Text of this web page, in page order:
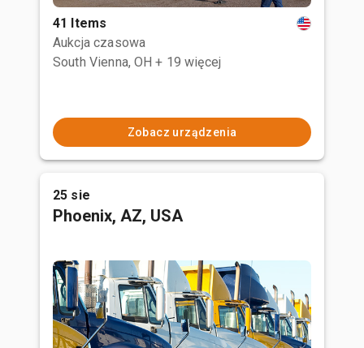
41 Items
Aukcja czasowa
South Vienna, OH + 19 więcej
Zobacz urządzenia
25 sie
Phoenix, AZ, USA